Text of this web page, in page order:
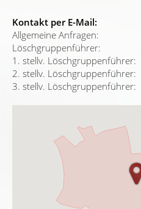
Kontakt per E-Mail:
Allgemeine Anfragen:
Löschgruppenführer:
1. stellv. Löschgruppenführer:
2. stellv. Löschgruppenführer:
3. stellv. Löschgruppenführer: